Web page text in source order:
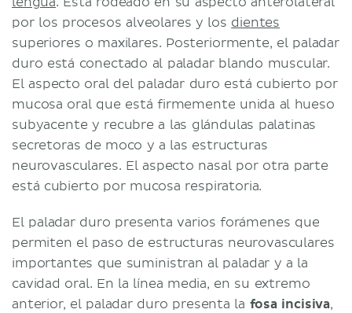
por los procesos alveolares y los dientes
superiores o maxilares. Posteriormente, el paladar
duro está conectado al paladar blando muscular.
El aspecto oral del paladar duro está cubierto por
mucosa oral que está firmemente unida al hueso
subyacente y recubre a las glándulas palatinas
secretoras de moco y a las estructuras
neurovasculares. El aspecto nasal por otra parte
está cubierto por mucosa respiratoria.
El paladar duro presenta varios forámenes que
permiten el paso de estructuras neurovasculares
importantes que suministran al paladar y a la
cavidad oral. En la línea media, en su extremo
anterior, el paladar duro presenta la fosa incisiva,